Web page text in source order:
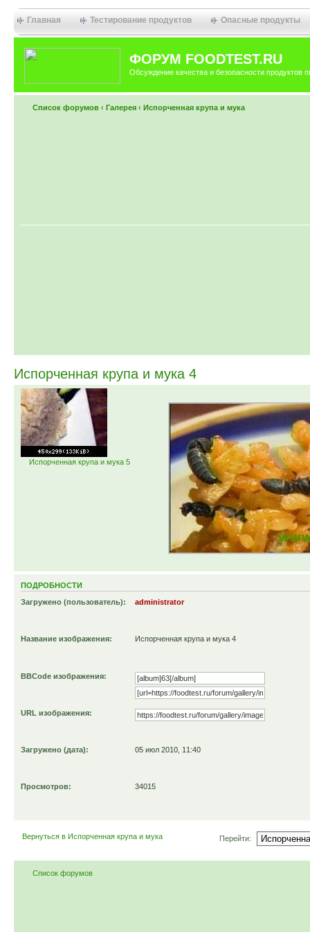
Главная Тестирование продуктов Опасные продукты
ФОРУМ FOODTEST.RU
Обсуждение качества и безопасности продуктов
Список форумов ‹ Галерея ‹ Испорченная крупа и мука
Испорченная крупа и мука 4
Испорченная крупа и мука 5
ПОДРОБНОСТИ
Загружено (пользователь): administrator
Название изображения: Испорченная крупа и мука 4
BBCode изображения:
URL изображения:
Загружено (дата): 05 июл 2010, 11:40
Просмотров: 34015
Вернуться в Испорченная крупа и мука Перейти:
Список форумов